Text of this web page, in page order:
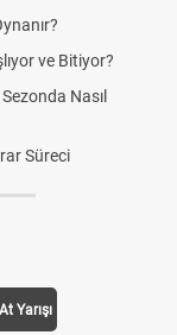
ve Bitiyor?
Nasıl
Süreci
At Yarışı